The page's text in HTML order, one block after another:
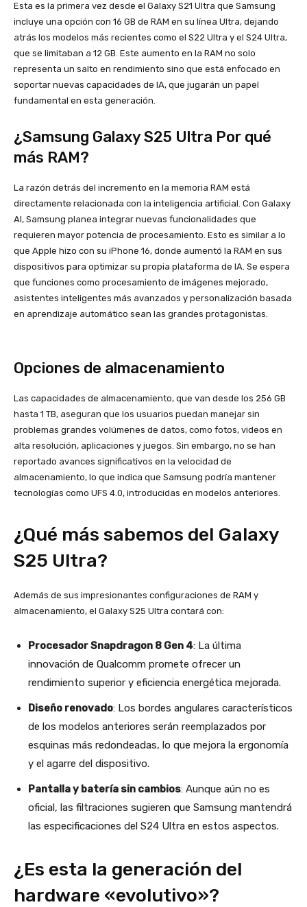
Esta es la primera vez desde el Galaxy S21 Ultra que Samsung
incluye una opción con 16 GB de RAM en su línea Ultra, dejando
atrás los modelos más recientes como el S22 Ultra y el S24 Ultra,
que se limitaban a 12 GB. Este aumento en la RAM no solo
representa un salto en rendimiento sino que está enfocado en
soportar nuevas capacidades de IA, que jugarán un papel
fundamental en esta generación.
¿Samsung Galaxy S25 Ultra Por qué
más RAM?
La razón detrás del incremento en la memoria RAM está
directamente relacionada con la inteligencia artificial. Con Galaxy
AI, Samsung planea integrar nuevas funcionalidades que
requieren mayor potencia de procesamiento. Esto es similar a lo
que Apple hizo con su iPhone 16, donde aumentó la RAM en sus
dispositivos para optimizar su propia plataforma de IA. Se espera
que funciones como procesamiento de imágenes mejorado,
asistentes inteligentes más avanzados y personalización basada
en aprendizaje automático sean las grandes protagonistas.
Opciones de almacenamiento
Las capacidades de almacenamiento, que van desde los 256 GB
hasta 1 TB, aseguran que los usuarios puedan manejar sin
problemas grandes volúmenes de datos, como fotos, videos en
alta resolución, aplicaciones y juegos. Sin embargo, no se han
reportado avances significativos en la velocidad de
almacenamiento, lo que indica que Samsung podría mantener
tecnologías como UFS 4.0, introducidas en modelos anteriores.
¿Qué más sabemos del Galaxy
S25 Ultra?
Además de sus impresionantes configuraciones de RAM y
almacenamiento, el Galaxy S25 Ultra contará con:
Procesador Snapdragon 8 Gen 4: La última
innovación de Qualcomm promete ofrecer un
rendimiento superior y eficiencia energética mejorada.
Diseño renovado: Los bordes angulares característicos
de los modelos anteriores serán reemplazados por
esquinas más redondeadas, lo que mejora la ergonomía
y el agarre del dispositivo.
Pantalla y batería sin cambios: Aunque aún no es
oficial, las filtraciones sugieren que Samsung mantendrá
las especificaciones del S24 Ultra en estos aspectos.
¿Es esta la generación del
hardware «evolutivo»?